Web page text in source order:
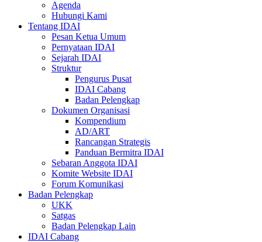
Agenda
Hubungi Kami
Tentang IDAI
Pesan Ketua Umum
Pernyataan IDAI
Sejarah IDAI
Struktur
Pengurus Pusat
IDAI Cabang
Badan Pelengkap
Dokumen Organisasi
Kompendium
AD/ART
Rancangan Strategis
Panduan Bermitra IDAI
Sebaran Anggota IDAI
Komite Website IDAI
Forum Komunikasi
Badan Pelengkap
UKK
Satgas
Badan Pelengkap Lain
IDAI Cabang